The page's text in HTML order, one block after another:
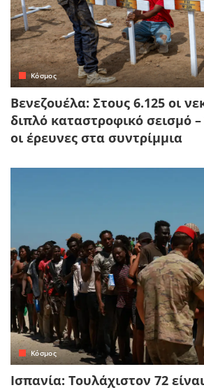
Κόσμος
Βενεζουέλα: Στους 6.125 οι
διπλό καταστροφικό σεισμό –
οι έρευνες στα συντρίμμια
Κόσμος
Ισπανία: Τουλάχιστον 72